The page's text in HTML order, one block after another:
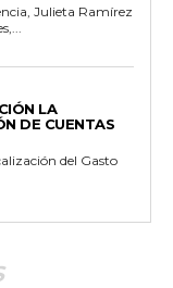
LA
DE CUENTAS